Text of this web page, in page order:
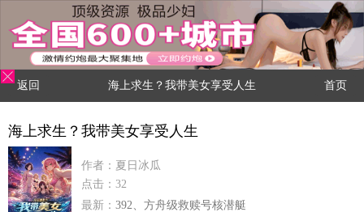
返回 海上求生？我带美女享受人生 首页
海上求生？我带美女享受人生
作者：夏日冰瓜
点击：32
最新： 392、方舟级救赎号核潜艇